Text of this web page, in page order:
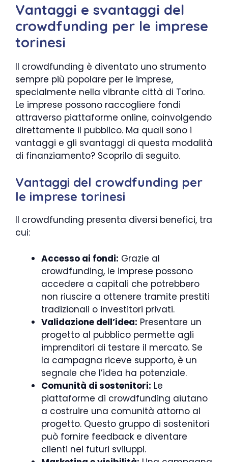
Vantaggi e svantaggi del
crowdfunding per le imprese
torinesi
Il crowdfunding è diventato uno strumento
sempre più popolare per le imprese,
specialmente nella vibrante città di Torino.
Le imprese possono raccogliere fondi
attraverso piattaforme online, coinvolgendo
direttamente il pubblico. Ma quali sono i
vantaggi e gli svantaggi di questa modalità
di finanziamento? Scoprilo di seguito.
Vantaggi del crowdfunding per
le imprese torinesi
Il crowdfunding presenta diversi benefici, tra
cui:
Accesso ai fondi: Grazie al
crowdfunding, le imprese possono
accedere a capitali che potrebbero
non riuscire a ottenere tramite prestiti
tradizionali o investitori privati.
Validazione dell’idea: Presentare un
progetto al pubblico permette agli
imprenditori di testare il mercato. Se
la campagna riceve supporto, è un
segnale che l’idea ha potenziale.
Comunità di sostenitori: Le
piattaforme di crowdfunding aiutano
a costruire una comunità attorno al
progetto. Questo gruppo di sostenitori
può fornire feedback e diventare
clienti nei futuri sviluppi.